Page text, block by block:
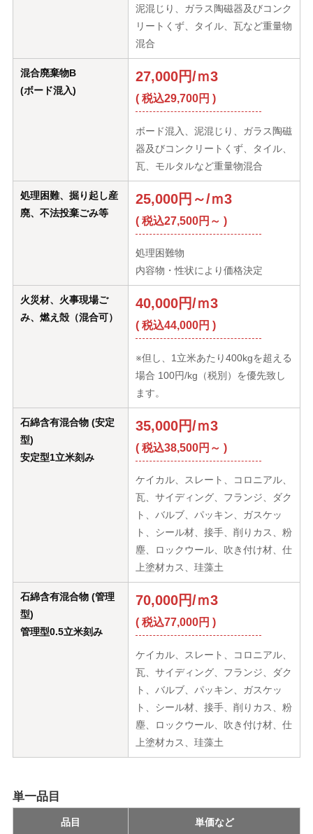
泥混じり、ガラス陶磁器及びコンク
リートくず、タイル、瓦など重量物
混合
混合廃棄物B
(ボード混入)
27,000円/ｍ3
( 税込29,700円 )
ボード混入、泥混じり、ガラス陶磁
器及びコンクリートくず、タイル、
瓦、モルタルなど重量物混合
処理困難、掘り起し産
廃、不法投棄ごみ等
25,000円～/ｍ3
( 税込27,500円～ )
処理困難物
内容物・性状により価格決定
火災材、火事現場ご
み、燃え殻（混合可）
40,000円/ｍ3
( 税込44,000円 )
※但し、1立米あたり400kgを超える
場合 100円/kg（税別）を優先致し
ます。
石綿含有混合物 (安定
型)
安定型1立米刻み
35,000円/ｍ3
( 税込38,500円～ )
ケイカル、スレート、コロニアル、
瓦、サイディング、フランジ、ダク
ト、バルブ、パッキン、ガスケッ
ト、シール材、接手、削りカス、粉
塵、ロックウール、吹き付け材、仕
上塗材カス、珪藻土
石綿含有混合物 (管理
型)
管理型0.5立米刻み
70,000円/ｍ3
( 税込77,000円 )
ケイカル、スレート、コロニアル、
瓦、サイディング、フランジ、ダク
ト、バルブ、パッキン、ガスケッ
ト、シール材、接手、削りカス、粉
塵、ロックウール、吹き付け材、仕
上塗材カス、珪藻土
単一品目
品目 単価など